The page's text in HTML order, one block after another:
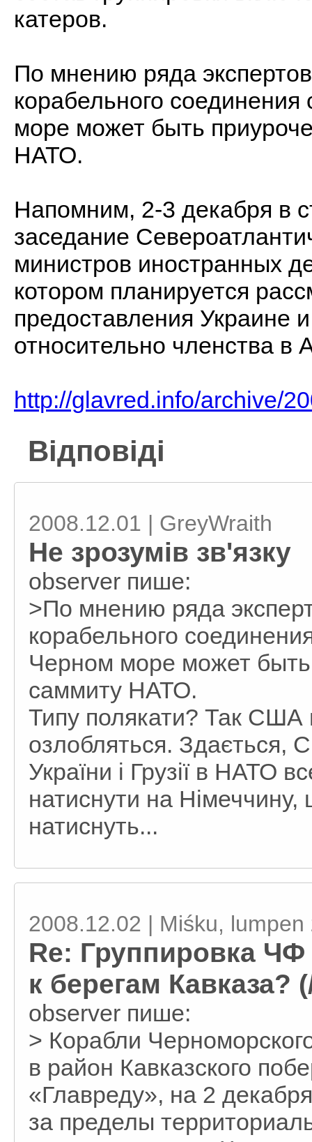
катеров.
По мнению ряда
корабельного
море может быть
НАТО.
Напомним, 2-3 декабря в
заседание
министров иностранных
котором планируется
предоставления Украине
относительно членства в
http://glavred.info/archive/
Відповіді
2008.12.01 | GreyWraith
Не зрозумів зв'язку
observеr пише:
>По мнению ряда
корабельного
Черном море может
саммиту НАТО.
Типу полякати? Так США
озлобляться. Здається,
України і Грузії в НАТО
натиснути на Німеччину,
натиснуть...
2008.12.02 | Miśku, lumpen
Re: Группировка
к берегам Кавказа?
observеr пише:
> Корабли
в район Кавказского
«Главреду», на 2
за пределы